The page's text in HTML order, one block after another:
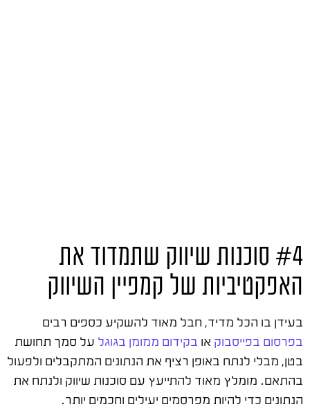
#4 סוכנות שיווק שתמדוד את
האפקטיביות של קמפיין השיווק
בעידן בו הכל מדיד, חבל מאוד להשקיע כספים רבים
בפרסום בפייסבוק או בקידום ממומן בגוגל על סמך תחושת
בטן, מבלי לנתח באופן רציף את הנתונים המתקבלים ולפעול
בהתאם. מומלץ מאוד להתייעץ עם סוכנות שיווק ולנתח את
הנתונים כדי להיות מפרסמים יעילים וחכמים יותר.